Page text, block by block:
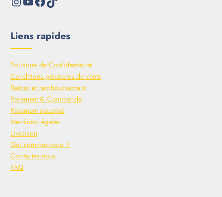
Liens rapides
Politique de Confidentialité
Conditions générales de vente
Retour et remboursement
Paiement & Commande
Paiement sécurisé
Mentions légales
Livraison
Qui sommes-nous ?
Contactez-nous
FAQ